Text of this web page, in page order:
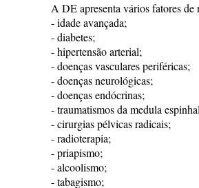
A DE apresenta vários fatores de
- idade avançada;
- diabetes;
- hipertensão arterial;
- doenças vasculares periféricas;
- doenças neurológicas;
- doenças endócrinas;
- traumatismos da medula
- cirurgias pélvicas radicais;
- radioterapia;
- priapismo;
- alcoolismo;
- tabagismo;